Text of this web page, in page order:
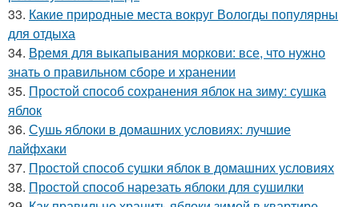
33. Какие природные места вокруг Вологды популярны
для отдыха
34. Время для выкапывания моркови: все, что нужно
знать о правильном сборе и хранении
35. Простой способ сохранения яблок на зиму: сушка
яблок
36. Сушь яблоки в домашних условиях: лучшие
лайфхаки
37. Простой способ сушки яблок в домашних условиях
38. Простой способ нарезать яблоки для сушилки